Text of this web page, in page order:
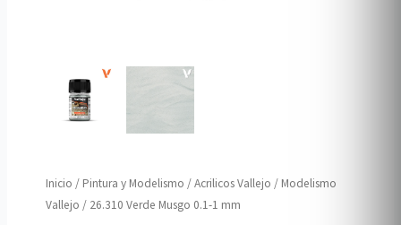
Inicio / Pintura y Modelismo /Acrilicos Vallejo / Modelismo
Vallejo / 26.310 Verde Musgo 0.1-1 mm